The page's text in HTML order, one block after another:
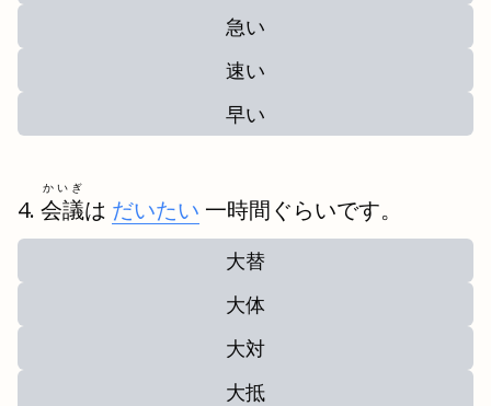
急い
速い
早い
会議
かいぎ
は だいたい 一時間ぐらいです。
大替
大体
大対
大抵